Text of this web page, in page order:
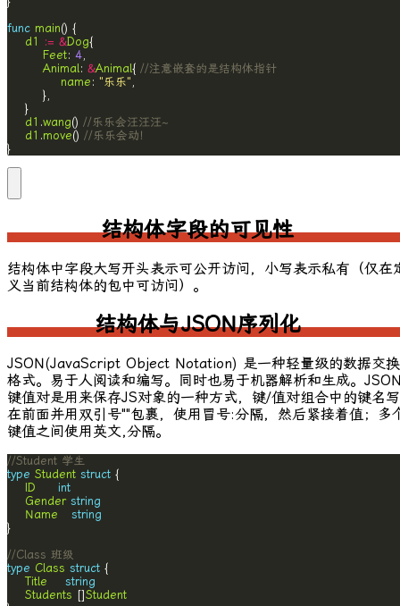
func main
d1
:= &Dog
Feet: 4
Animal: &Animal{ //注意嵌套的是结构体指针
name : "乐乐"
d1 .wang() //乐乐会汪汪汪~
d1 .move() //乐乐会动！
}
结构体字段的可见性
结构体中字段大写开头表示可公开访问，小写表示私有（仅在
义当前结构体的包中可访问）。
结构体与JSON序列化
JSON(JavaScript Object Notation) 是一种轻量级的数据交换
格式。易于人阅读和编写。同时也易于机器解析和生成。
键值对是用来保存JS对象的一种方式，键/值对组合中的键名写
在前面并用双引号""包裹，使用冒号:分隔，然后紧接着值；多
键值之间使用英文,分隔。
//Student 学生
type Student struct
ID
int
Gender string
Name
string
//Class 班级
type Class struct
Title
string
Students []Student